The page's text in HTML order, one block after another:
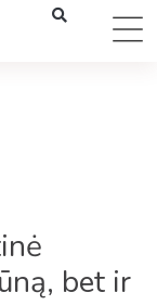
bet ir